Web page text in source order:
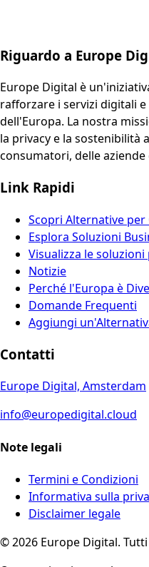
Riguardo a Europe
Europe Digital è
rafforzare i servizi digitali
dell'Europa. La nostra
la privacy e la sostenibilità
consumatori, delle
Link Rapidi
Scopri Alternative
Esplora Soluzioni
Visualizza le
Notizie
Perché l'Europa è
Domande Frequenti
Aggiungi
Contatti
Europe Digital, Amsterdam
info@europedigital.cloud
Note legali
Termini e Condizioni
Informativa sulla
Disclaimer legale
© 2026 Europe Digital.